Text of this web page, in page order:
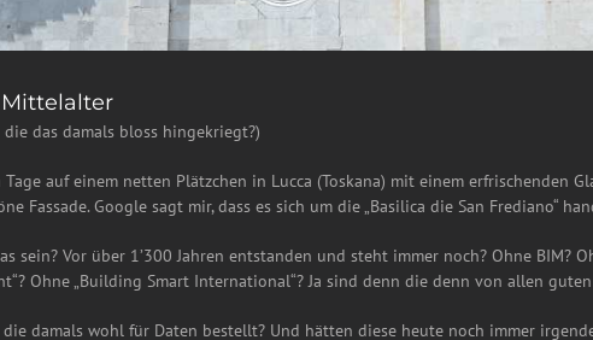
die das damals bloss hingekriegt?)
auf einem netten Plätzchen in Lucca (Toskana) mit einem erfrischenden
Fassade. Google sagt mir, dass es sich um die „Basilica die San Frediano“
sein? Vor über 1’300 Jahren entstanden und steht immer noch? Ohne BIM?
Ohne „Building Smart International“? Ja sind denn die denn von allen
damals wohl für Daten bestellt? Und hätten diese heute noch immer